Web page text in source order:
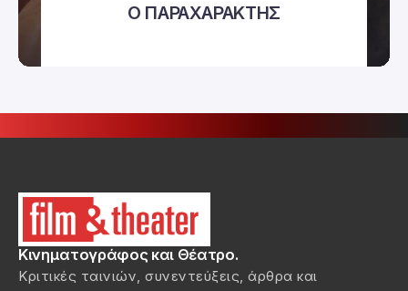
Ο ΠΑΡΑΧΑΡΑΚΤΗΣ
Κινηματογράφος και Θέατρο.
Κριτικές ταινιών, συνεντεύξεις, άρθρα και